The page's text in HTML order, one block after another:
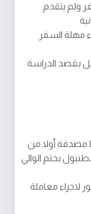
ولم يتقدم
مهلة السفر
بقصد الدراسة
مصدقة أولا من
بختم الوالي
لاجراء معاملة